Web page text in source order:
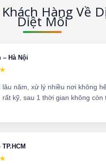
Hàng Về
Diệt Mối
– Hà Nội
lâu năm, xử lý nhiều nơi không
kỹ, sau 1 thời gian không còn